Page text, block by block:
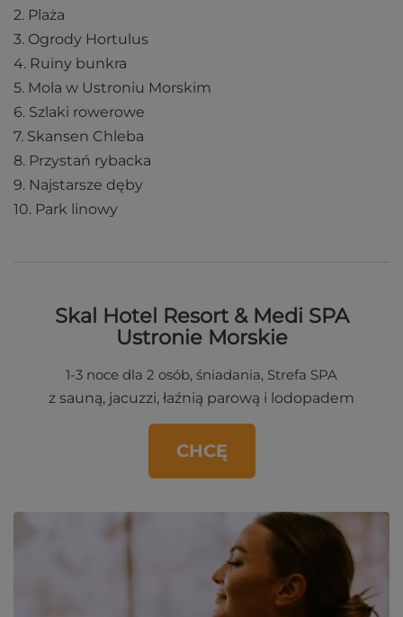
2. Plaża
3. Ogrody Hortulus
4. Ruiny bunkra
5. Mola w Ustroniu Morskim
6. Szlaki rowerowe
7. Skansen Chleba
8. Przystań rybacka
9. Najstarsze dęby
10. Park linowy
Skal Hotel Resort & Medi SPA
Ustronie Morskie
1-3 noce dla 2 osób, śniadania, Strefa SPA
z sauną, jacuzzi, łaźnią parową i lodopadem
CHCĘ